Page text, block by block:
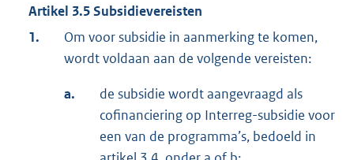
Artikel 3.5Subsidievereisten
1.
Om voor subsidie in aanmerking te komen,
wordt voldaan aan de volgende vereisten:
a.
de subsidie wordt aangevraagd als
cofinanciering op Interreg-subsidie voor
een van de programma’s, bedoeld in